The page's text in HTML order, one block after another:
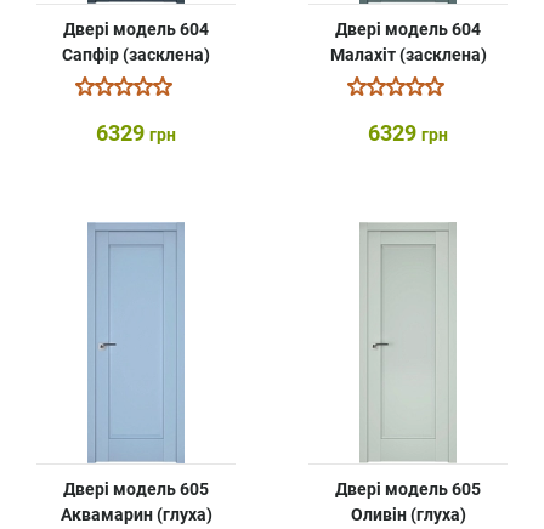
Двері модель 604
Сапфір (засклена)
6329 грн
Двері модель 604
Малахіт (засклена)
6329 грн
Двері модель 605
Аквамарин (глуха)
Двері модель 605
Оливін (глуха)